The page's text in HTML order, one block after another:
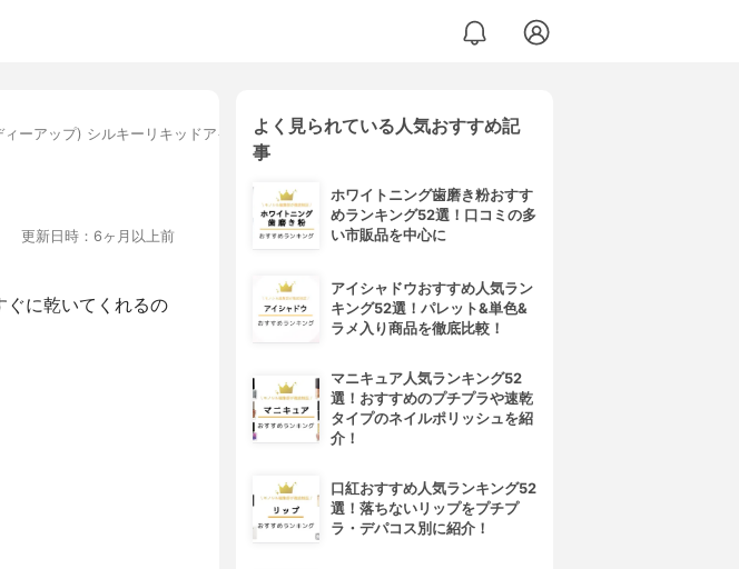
ィーアップ) シルキーリキッドアイライナーWP
更新日時：6ヶ月以上前
ぐに乾いてくれるの
よく見られている人気おすすめ記
事
ホワイトニング歯磨き粉おすす
めランキング52選！口コミの多
い市販品を中心に
アイシャドウおすすめ人気ラン
キング52選！パレット&単色&
ラメ入り商品を徹底比較！
マニキュア人気ランキング52
選！おすすめのプチプラや速乾
タイプのネイルポリッシュを紹
介！
口紅おすすめ人気ランキング52
選！落ちないリップをプチプ
ラ・デパコス別に紹介！